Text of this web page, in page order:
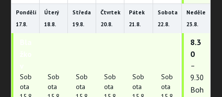
Pondělí
17.8.
Sob
ota
Úterý
18.8.
Sob
ota
Středa
19.8.
Sob
ota
Čtvrtek
20.8.
Sob
ota
Pátek
21.8.
Sob
ota
Sobota
22.8.
Sob
ota
Neděle
23.8.
8.3
0
–
9.30
Boh